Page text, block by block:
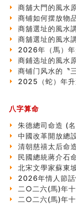
玄空本义(六)
额相与命运
风水先生林琅仙
从痣看相
姓名陰陽配置的
六爻測住宅風水
玄空本义 (五)
财务办公室风水
八字算命：女命
六爻算卦：我俩
订婚就是定结婚
清朝慈禧太后命
玄空本义 (三)
飞灵山传说故事
命理解说：想请
商舖選址的風水
吉凶神跳上大运
商舖大門的風水
商铺如何摆放物
商舖選址的風水
商舖選址的風水
2026年（馬）年
商鋪选址的風水
商铺门风水的〝
2025（蛇）年升
八字算命
朱德總司命造 (名
中國改革開放總
清朝慈禧太后命
民國總統蔣介石
北宋文學家蘇東
2026年情人節話
二○二六(馬)年
二○二六(馬)年